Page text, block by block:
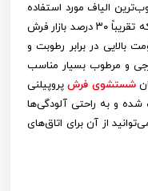
الیاف مورد استفاده
در فرش‌های ماشینی دانست.این فرش‌ها که تقریباً ۳۰ درصد بازار فرش
بالایی در برابر رطوبت و
و مرطوب بسیار مناسب
شستشوی فرشپروپیلنی
و به راحتی آلودگی‌ها
از آن برای اتاق‌های